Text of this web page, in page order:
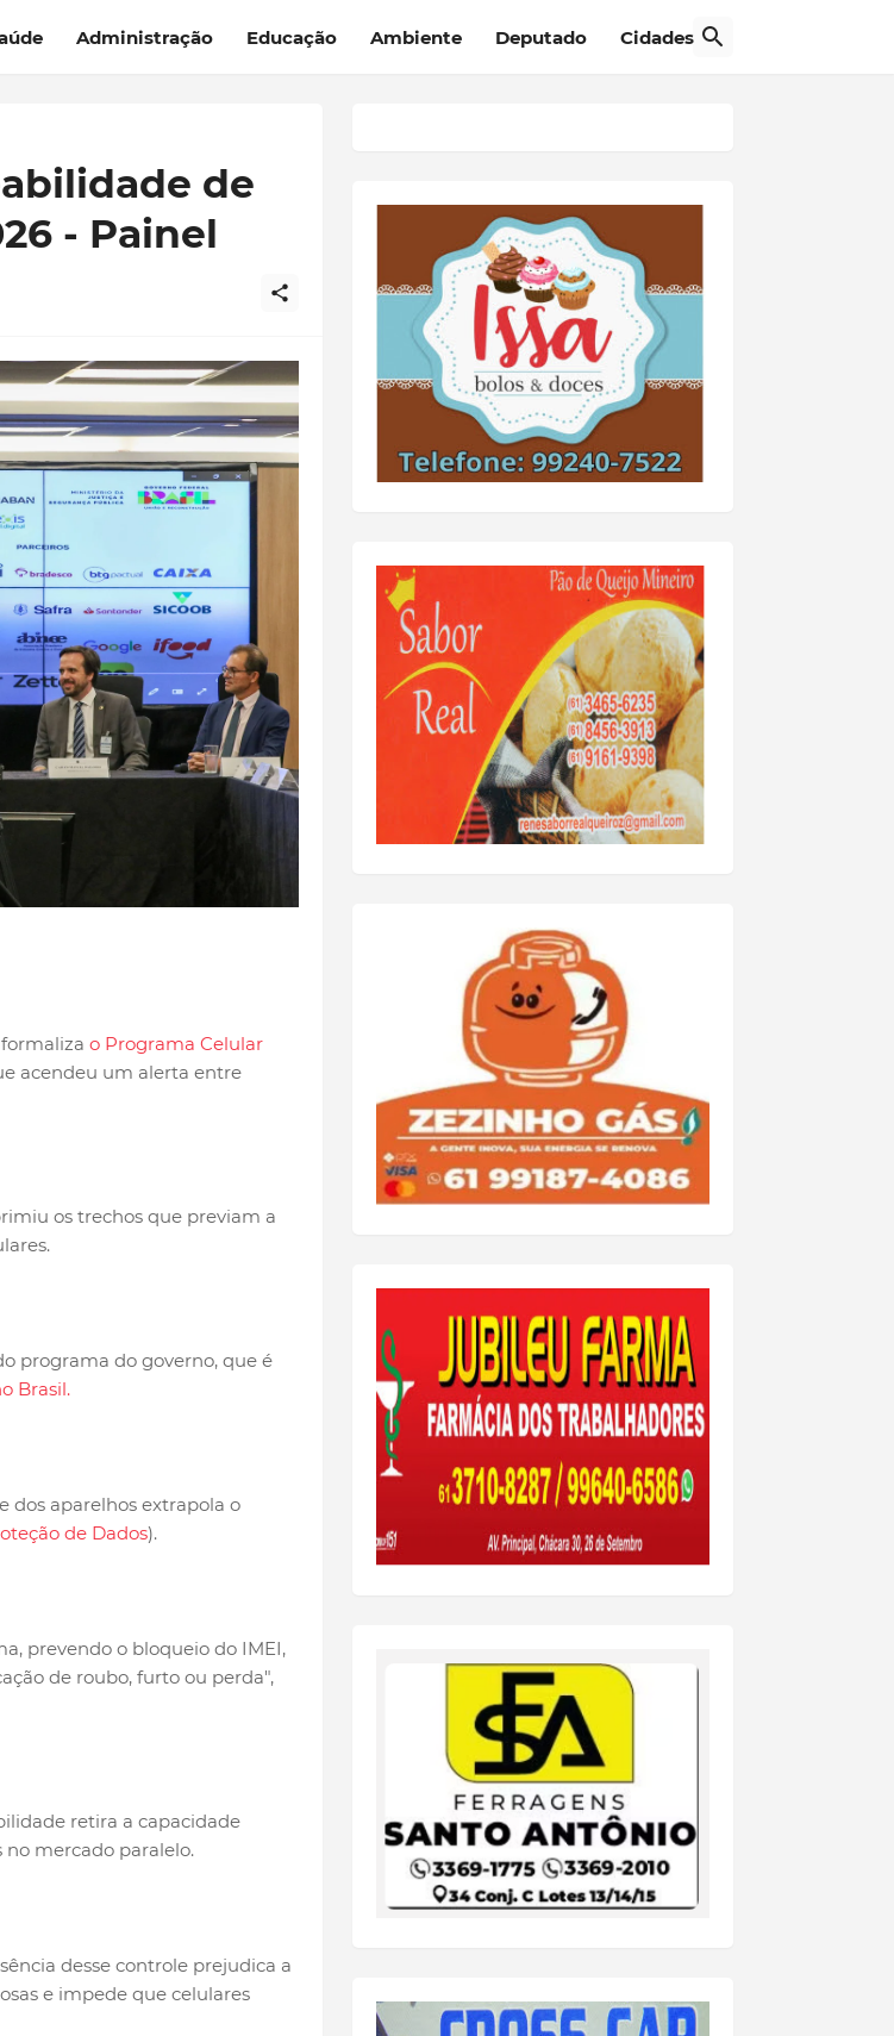
Administração Educação Ambiente Deputado Cidades
de
- Painel
o Programa Celular
acendeu um alerta entre
os trechos que previam a
programa do governo, que é
Brasil.
aparelhos extrapola o
de Dados).
prevendo o bloqueio do IMEI,
de roubo, furto ou perda",
retira a capacidade
mercado paralelo.
desse controle prejudica a
e impede que celulares